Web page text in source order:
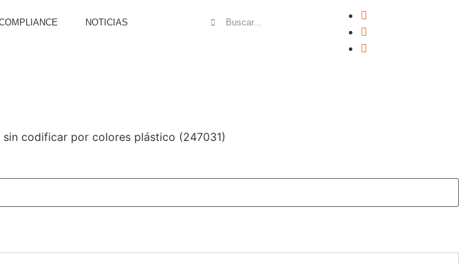
NOTICIAS
sin codificar por colores plástico (247031)